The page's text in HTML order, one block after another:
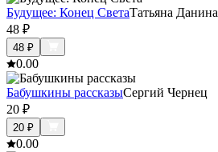
Будущее: Конец СветаТатьяна Данина
48 ₽
48 ₽
0.00
Бабушкины рассказыСергий Чернец
20 ₽
20 ₽
0.00